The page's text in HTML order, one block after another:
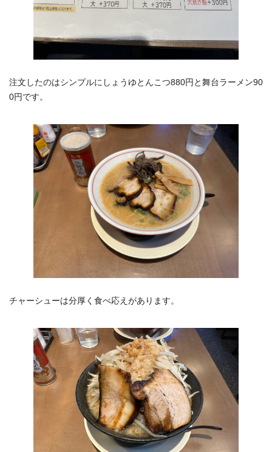
注文したのはシンプルにしょうゆとんこつ880円と舞台ラーメン90
0円です。
チャーシューは分厚く食べ応えがあります。